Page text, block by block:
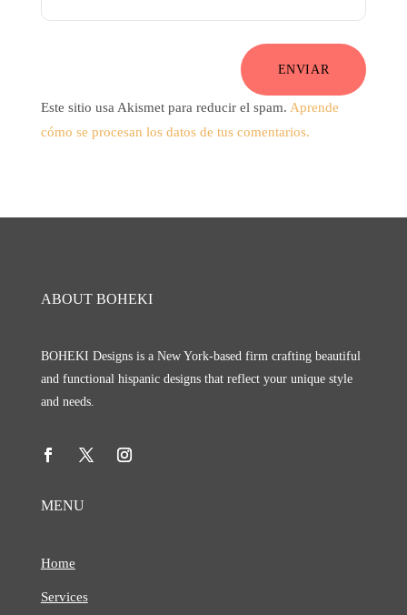
ENVIAR
Este sitio usa Akismet para reducir el spam. Aprende
cómo se procesan los datos de tus comentarios.
ABOUT BOHEKI
BOHEKI Designs is a New York-based firm crafting beautiful
and functional hispanic designs that reflect your unique style
and needs.
MENU
Home
Services